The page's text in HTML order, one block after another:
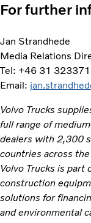
For further
Jan Strandhede
Media Relations
Tel: +46 31
Email:
Volvo Trucks
full range of
dealers with 2,300
countries across
Volvo Trucks is part
construction
solutions for
and environmental